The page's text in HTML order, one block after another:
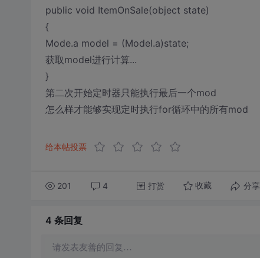
public void ItemOnSale(object state)
{
Mode.a model = (Model.a)state;
获取model进行计算...
}
第二次开始定时器只能执行最后一个mod
怎么样才能够实现定时执行for循环中的所有mod
给本帖投票
201 4 打赏 收藏 分享
4 条回复
请发表友善的回复…